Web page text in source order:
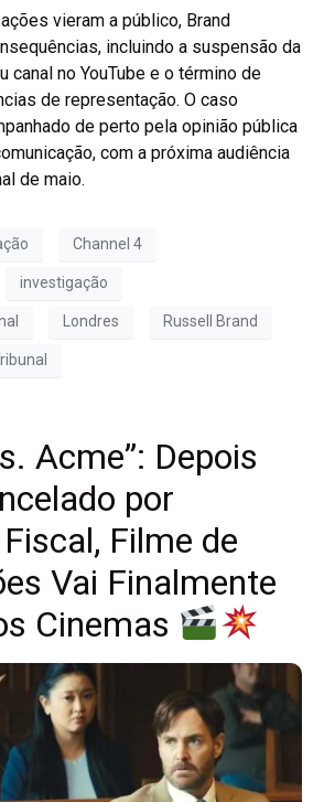
vieram a público, Brand
incluindo a suspensão da
canal no YouTube e o término de
de representação. O caso
de perto pela opinião pública
com a próxima audiência
de maio.
Channel 4
investigação
Londres Russell Brand
Acme”: Depois
por
Filme de
Vai Finalmente
Cinemas